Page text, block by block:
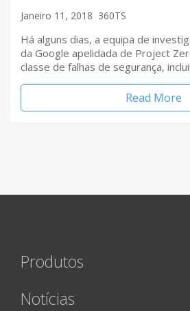
Janeiro 11, 2018 360TS
Há alguns dias, a equipa de
da Google apelidada de Project
classe de falhas de segurança,
Read More
Produtos
Notícias